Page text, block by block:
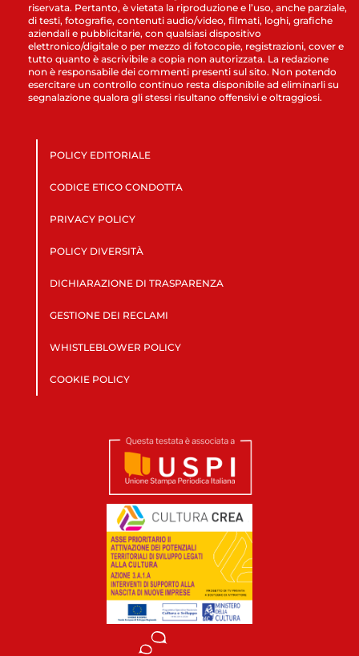
riservata. Pertanto, è vietata la riproduzione e l’uso, anche parziale,
di testi, fotografie, contenuti audio/video, filmati, loghi, grafiche
aziendali e pubblicitarie, con qualsiasi dispositivo
elettronico/digitale o per mezzo di fotocopie, registrazioni, cover e
tutto quanto è ascrivibile a copia non autorizzata. La redazione
non è responsabile dei commenti presenti sul sito. Non potendo
esercitare un controllo continuo resta disponibile ad eliminarli su
segnalazione qualora gli stessi risultano offensivi e oltraggiosi.
POLICY EDITORIALE
CODICE ETICO CONDOTTA
PRIVACY POLICY
POLICY DIVERSITÀ
DICHIARAZIONE DI TRASPARENZA
GESTIONE DEI RECLAMI
WHISTLEBLOWER POLICY
COOKIE POLICY